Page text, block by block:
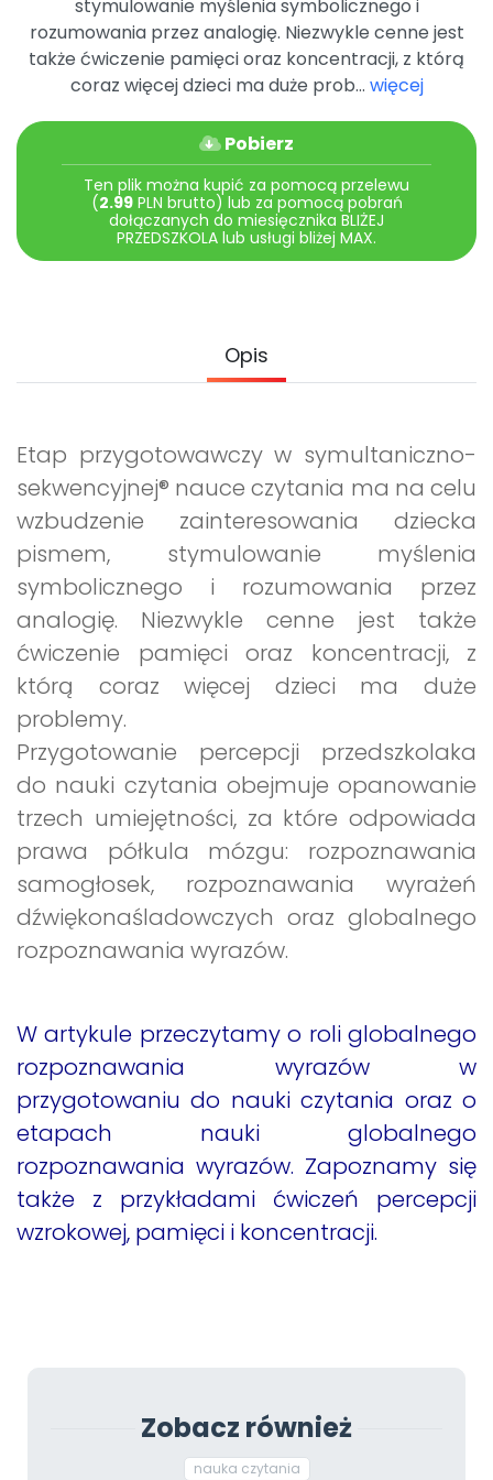
Pomoc
Promocje
stymulowanie myślenia symbolicznego i
rozumowania przez analogię. Niezwykle cenne jest
także ćwiczenie pamięci oraz koncentracji, z którą
coraz więcej dzieci ma duże prob... więcej
Pobierz
Ten plik można kupić za pomocą przelewu
(2.99PLN brutto) lub za pomocą pobrań
dołączanych do miesięcznika BLIŻEJ
PRZEDSZKOLA lub usługi bliżej MAX.
Opis
Etap przygotowawczy w symultaniczno-
sekwencyjnej® nauce czytania ma na celu
wzbudzenie zainteresowania dziecka
pismem, stymulowanie myślenia
symbolicznego i rozumowania przez
analogię. Niezwykle cenne jest także
ćwiczenie pamięci oraz koncentracji, z
którą coraz więcej dzieci ma duże
problemy.
Przygotowanie percepcji przedszkolaka
do nauki czytania obejmuje opanowanie
trzech umiejętności, za które odpowiada
prawa półkula mózgu: rozpoznawania
samogłosek, rozpoznawania wyrażeń
dźwiękonaśladowczych oraz globalnego
rozpoznawania wyrazów.
W artykule przeczytamy o roli globalnego
rozpoznawania wyrazów w
przygotowaniu do nauki czytania oraz o
etapach nauki globalnego
rozpoznawania wyrazów. Zapoznamy się
także z przykładami ćwiczeń percepcji
wzrokowej, pamięci i koncentracji.
Zobacz również
nauka czytania